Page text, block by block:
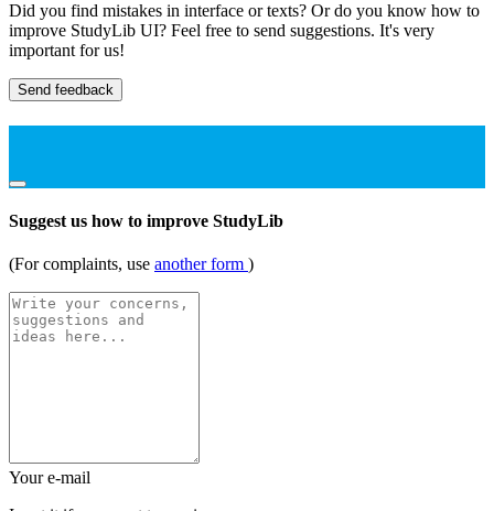
Did you find mistakes in interface or texts? Or do you know how to
improve StudyLib UI? Feel free to send suggestions. It's very
important for us!
Send feedback
Suggest us how to improve StudyLib
(For complaints, use another form )
Your e-mail